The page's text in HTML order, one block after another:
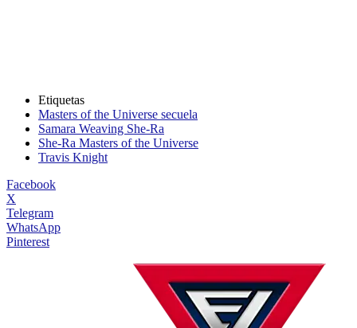
Etiquetas
Masters of the Universe secuela
Samara Weaving She-Ra
She-Ra Masters of the Universe
Travis Knight
Facebook
X
Telegram
WhatsApp
Pinterest